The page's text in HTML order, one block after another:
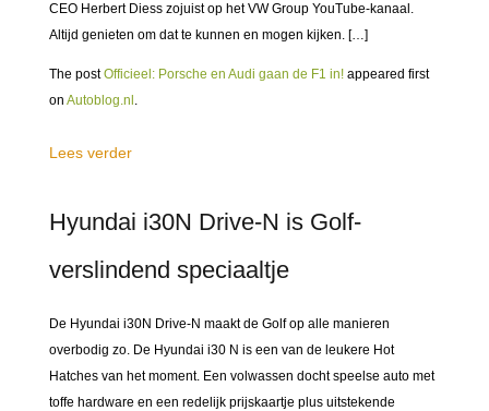
CEO Herbert Diess zojuist op het VW Group YouTube-kanaal.
Altijd genieten om dat te kunnen en mogen kijken. […]
The postOfficieel: Porsche en Audi gaan de F1 in! appeared first
on Autoblog.nl .
Lees verder
Hyundai i30N Drive-N is Golf-
verslindend speciaaltje
De Hyundai i30N Drive-N maakt de Golf op alle manieren
overbodig zo. De Hyundai i30 N is een van de leukere Hot
Hatches van het moment. Een volwassen docht speelse auto met
toffe hardware en een redelijk prijskaartje plus uitstekende